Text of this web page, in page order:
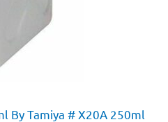
By Tamiya # X20A 250ml